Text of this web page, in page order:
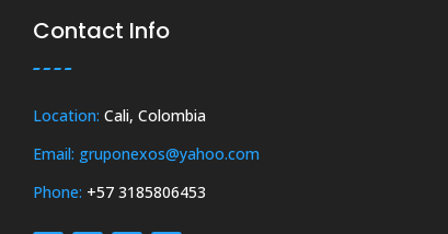
Contact Info
Location: Cali, Colombia
Email: gruponexos@yahoo.com
Phone: +57 3185806453